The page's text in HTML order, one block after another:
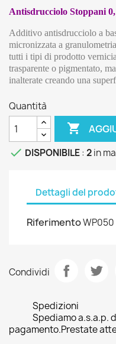
Antisdrucciolo Stoppani
Additivo antisdrucciolo a
micronizzata a
tutti i tipi di prodotto
trasparente o pigmentato,
inalterate creando una
Quantità

 DISPONIBILE: 2in
Dettagli del
RiferimentoWP050
Condividi
Spedizioni
Spediamo a.s.a.p.
pagamento.Prestate